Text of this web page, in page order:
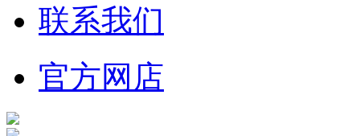
联系我们
官方网店